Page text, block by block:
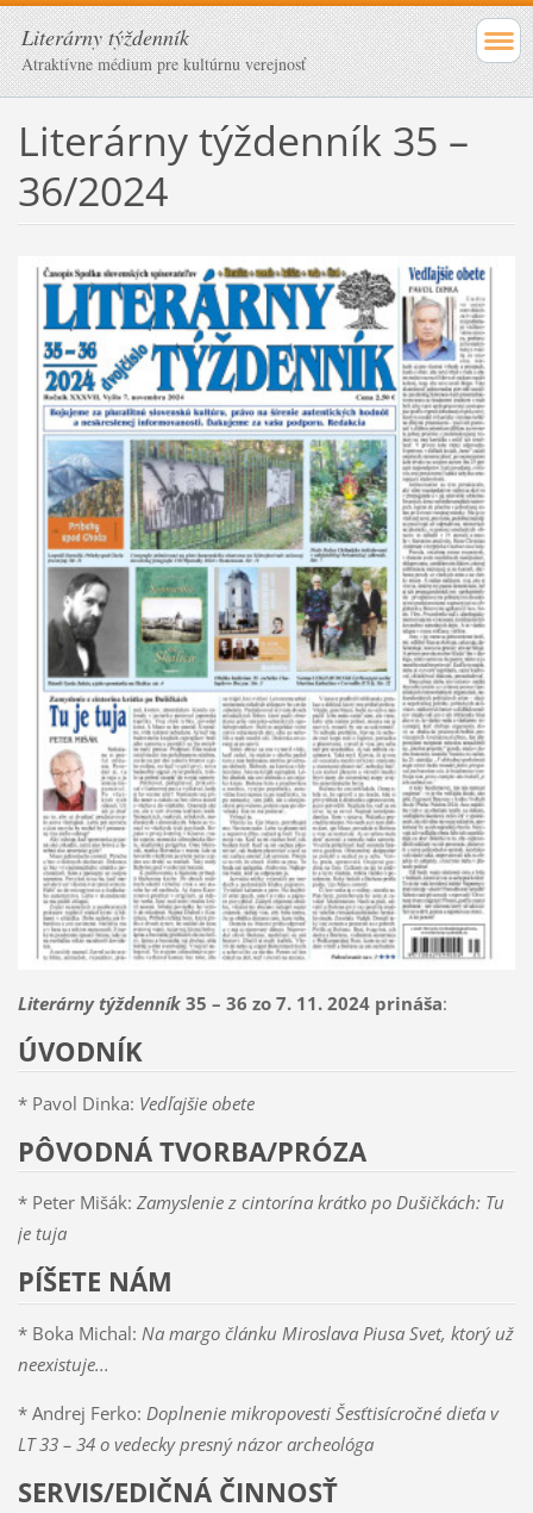
Literárny týždenník
Atraktívne médium pre kultúrnu verejnosť
Literárny týždenník 35 –
36/2024
Literárny týždenník35 – 36 zo 7. 11. 2024 prináša:
ÚVODNÍK
* Pavol Dinka: Vedľajšie obete
PÔVODNÁ TVORBA/PRÓZA
* Peter Mišák: Zamyslenie z cintorína krátko po Dušičkách: Tu
je tuja
PÍŠETE NÁM
* Boka Michal: Na margo článku Miroslava Piusa Svet, ktorý už
neexistuje...
* Andrej Ferko: Doplnenie mikropovesti Šesťtisícročné dieťa v
LT 33 – 34 o vedecky presný názor archeológa
SERVIS/EDIČNÁ ČINNOSŤ